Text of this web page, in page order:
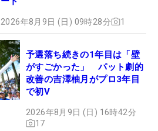
2026年8月9日 (日) 09時28分 1
予選落ち続きの1年目は「壁
がすごかった」 パット劇的
改善の吉澤柚月がプロ3年目
で初V
2026年8月9日 (日) 16時42分
17